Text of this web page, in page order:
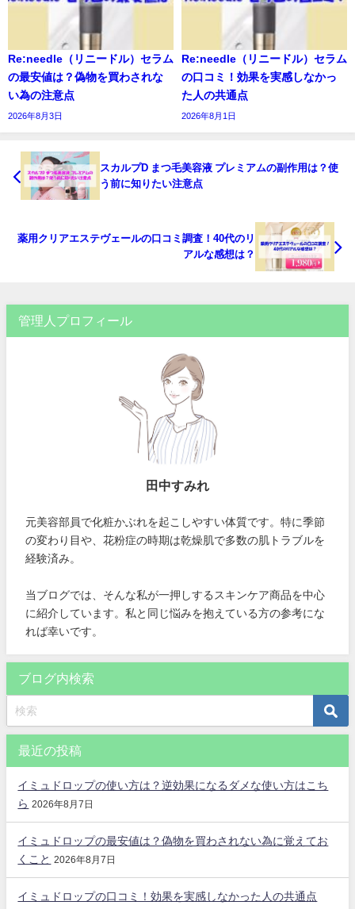
Re:needle（リニードル）セラム
の最安値は？偽物を買わされな
い為の注意点
2026年8月3日
Re:needle（リニードル）セラム
の口コミ！効果を実感しなかっ
た人の共通点
2026年8月1日
スカルプD まつ毛美容液 プレミアムの副作用は？使
う前に知りたい注意点
薬用クリアエステヴェールの口コミ調査！40代のリ
アルな感想は？
管理人プロフィール
田中すみれ
元美容部員で化粧かぶれを起こしやすい体質です。特に季節
の変わり目や、花粉症の時期は乾燥肌で多数の肌トラブルを
経験済み。
当ブログでは、そんな私が一押しするスキンケア商品を中心
に紹介しています。私と同じ悩みを抱えている方の参考にな
れば幸いです。
ブログ内検索
最近の投稿
イミュドロップの使い方は？逆効果になるダメな使い方はこち
ら 2026年8月7日
イミュドロップの最安値は？偽物を買わされない為に覚えてお
くこと
2026年8月7日
イミュドロップの口コミ！効果を実感しなかった人の共通点